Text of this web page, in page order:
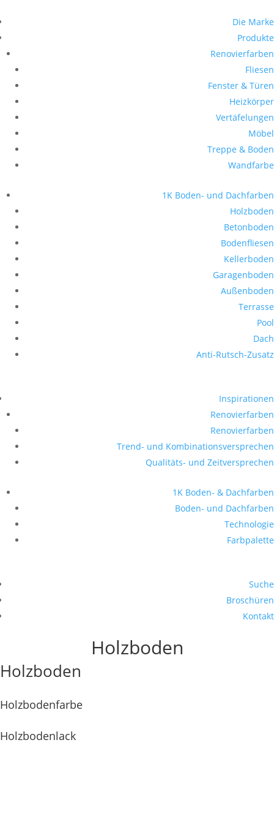
Die Marke
Produkte
Renovierfarben
Fliesen
Fenster & Türen
Heizkörper
Vertäfelungen
Möbel
Treppe & Boden
Wandfarbe
1K Boden- und Dachfarben
Holzboden
Betonboden
Bodenfliesen
Kellerboden
Garagenboden
Außenboden
Terrasse
Pool
Dach
Anti-Rutsch-Zusatz
Inspirationen
Renovierfarben
Renovierfarben
Trend- und Kombinationsversprechen
Qualitäts- und Zeitversprechen
1K Boden- & Dachfarben
Boden- und Dachfarben
Technologie
Farbpalette
Suche
Broschüren
Kontakt
Holzboden
Holzboden
Holzbodenfarbe
Holzbodenlack